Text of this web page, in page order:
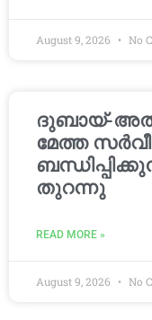
August 9, 2026 No
ദുബായ്-
മേത്ത
തുറന്നു
READ MORE »
August 9, 2026 No